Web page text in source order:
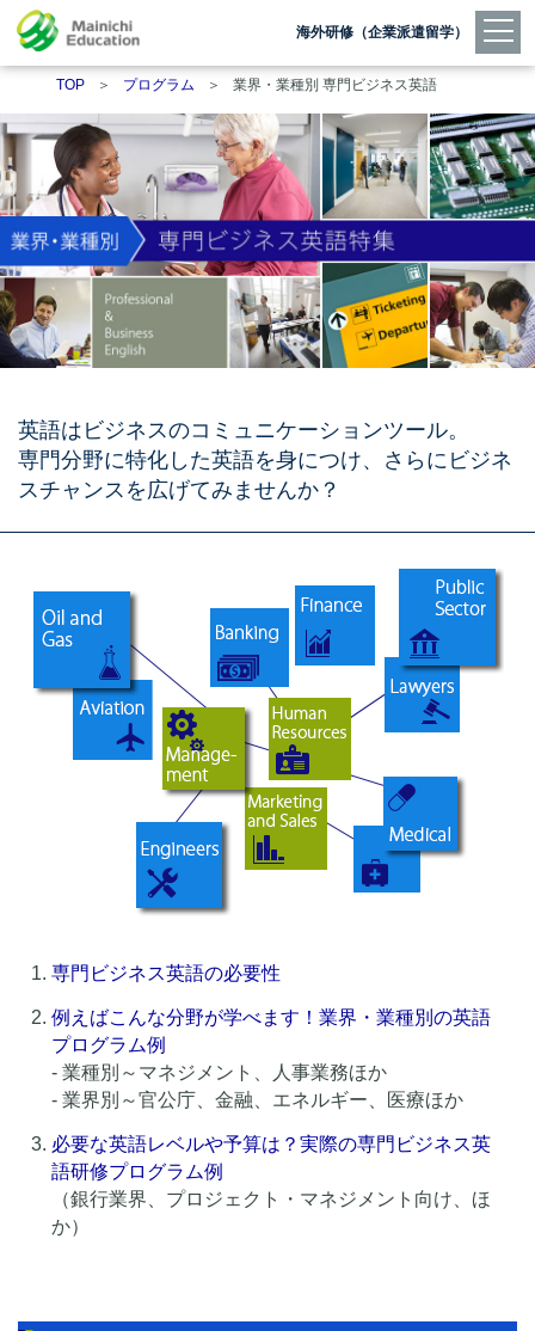
海外研修（企業派遣留学）
TOP ＞ プログラム ＞ 業界・業種別 専門ビジネス英語
英語はビジネスのコミュニケーションツール。
専門分野に特化した英語を身につけ、さらにビジネ
スチャンスを広げてみませんか？
専門ビジネス英語の必要性
例えばこんな分野が学べます！業界・業種別の英語
プログラム例
- 業種別～マネジメント、人事業務ほか
- 業界別～官公庁、金融、エネルギー、医療ほか
必要な英語レベルや予算は？実際の専門ビジネス英
語研修プログラム例
（銀行業界、プロジェクト・マネジメント向け、ほ
か）